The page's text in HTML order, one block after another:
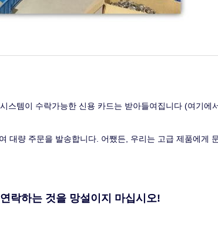
스템이 수락가능한 신용 카드는 받아들여집니다 (여기
대량 주문을 발송합니다. 어쨌든, 우리는 고급 제품에게
락하는 것을 망설이지 마십시오!